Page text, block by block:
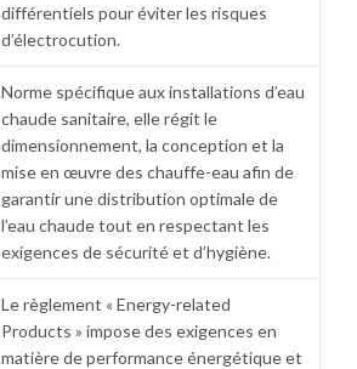
différentiels pour éviter les risques
d’électrocution.
Norme spécifique aux installations d’eau
chaude sanitaire, elle régit le
dimensionnement, la conception et la
mise en œuvre des chauffe-eau afin de
garantir une distribution optimale de
l’eau chaude tout en respectant les
exigences de sécurité et d’hygiène.
Le règlement « Energy-related
Products » impose des exigences en
matière de performance énergétique et